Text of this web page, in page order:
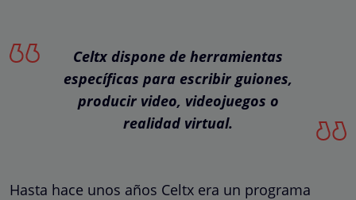
Celtx dispone de herramientas
específicas para escribir guiones,
producir video, videojuegos o
realidad virtual.
Hasta hace unos años Celtx era un programa